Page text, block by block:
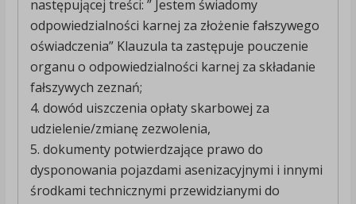
następującej treści: ” Jestem świadomy
odpowiedzialności karnej za złożenie fałszywego
oświadczenia” Klauzula ta zastępuje pouczenie
organu o odpowiedzialności karnej za składanie
fałszywych zeznań;
4. dowód uiszczenia opłaty skarbowej za
udzielenie/zmianę zezwolenia,
5. dokumenty potwierdzające prawo do
dysponowania pojazdami asenizacyjnymi i innymi
środkami technicznymi przewidzianymi do